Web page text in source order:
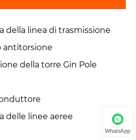
della linea di trasmissione
antitorsione
della torre Gin Pole
delle linee aeree
WhatsApp